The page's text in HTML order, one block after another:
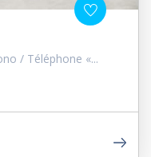
/ Téléphone «...